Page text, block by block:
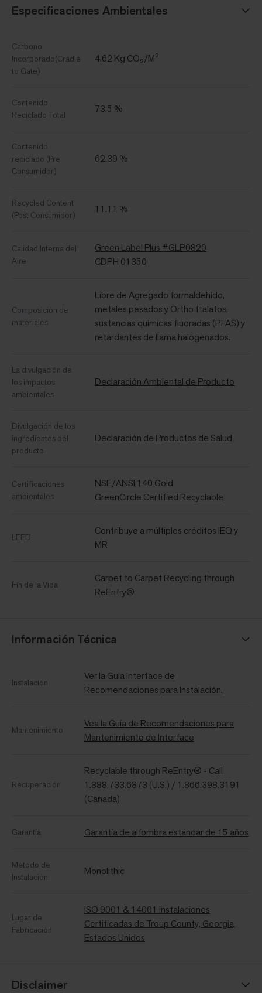
Especificaciones Ambientales
Carbono
Incorporado(Cradle
to Gate)
4.62 Kg CO₂/M²
Contenido
Reciclado Total
73.5 %
Contenido
reciclado (Pre
Consumidor)
62.39 %
Recycled Content
(Post Consumidor)
11.11 %
Calidad Interna del
Aire
Green Label Plus #GLP0820
CDPH 01350
Composición de
materiales
Libre de Agregado formaldehído,
metales pesados ​​y Ortho ftalatos,
sustancias químicas fluoradas (PFAS) y
retardantes de llama halogenados.
La divulgación de
los impactos
ambientales
Declaración Ambiental de Producto
Divulgación de los
ingredientes del
producto
Declaración de Productos de Salud
Certificaciones
ambientales
NSF/ANSI 140 Gold
GreenCircle Certified Recyclable
LEED
Contribuye a múltiples créditos IEQ y
MR
Fin de la Vida
Carpet to Carpet Recycling through
ReEntry®
Información Técnica
Instalación
Ver la Guia Interface de
Recomendaciones para Instalación.
Mantenimiento
Vea la Guía de Recomendaciones para
Mantenimiento de Interface
Recuperación
Recyclable through ReEntry® - Call
1.888.733.6873 (U.S.) / 1.866.398.3191
(Canada)
Garantía Garantía de alfombra estándar de 15 años
Método de
Instalación
Monolithic
Lugar de
Fabricación
ISO 9001 & 14001 Instalaciones
Certificadas de Troup County, Georgia,
Estados Unidos
Disclaimer